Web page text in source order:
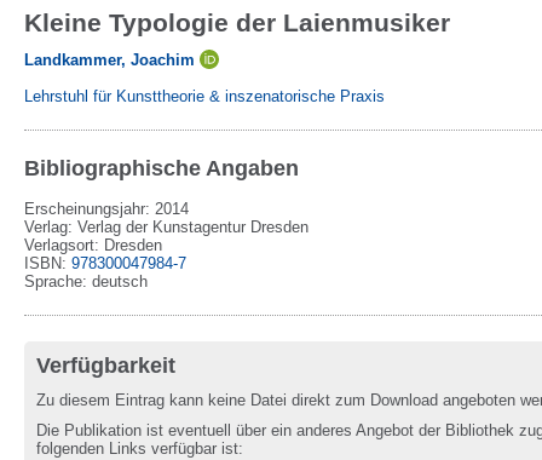
Kleine Typologie der Laienmusiker
Landkammer, Joachim
Lehrstuhl für Kunsttheorie & inszenatorische Praxis
Bibliographische Angaben
Erscheinungsjahr: 2014
Verlag: Verlag der Kunstagentur Dresden
Verlagsort: Dresden
ISBN: 978300047984-7
Sprache: deutsch
Verfügbarkeit
Zu diesem Eintrag kann keine Datei direkt zum Download angeboten
Die Publikation ist eventuell über ein anderes Angebot der Bibliothek
folgenden Links verfügbar ist: